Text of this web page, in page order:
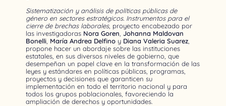
Sistematización y análisis de políticas públicas de
género en sectores estratégicos. Instrumentos para el
cierre de brechas laborales, proyecto encabezado por
las investigadoras Nora Goren Johanna Maldovan
Bonelli, María Andrea Delfinoy Diana Valeria Suarez,
propone hacer un abordaje sobre las instituciones
estatales, en sus diversos niveles de gobierno, que
desempeñan un papel clave en la transformación de las
leyes y estándares en políticas públicas, programas,
proyectos y decisiones que garanticen su
implementación en todo el territorio nacional y para
todos los grupos poblacionales, favoreciendo la
ampliación de derechos y oportunidades.